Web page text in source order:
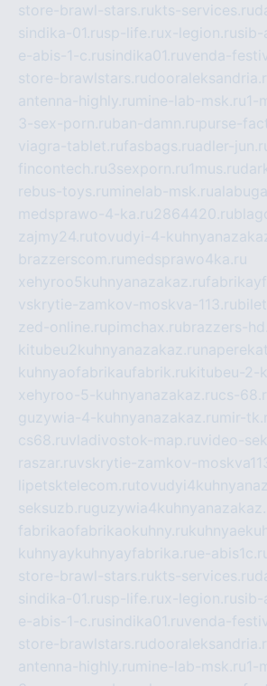
store-brawl-stars.rukts-services.ru
sindika-01.rusp-life.rux-legion.rusib-
e-abis-1-c.rusindika01.ruvenda-
store-brawlstars.ru
antenna-highly.ru mine-lab-msk.ru1-
3-sex-porn.ruban-damn.rupurse-
viagra-tablet.rufasbags.ruadler-
fincontech.ru3sexporn.ru1mus.ru
rebus-toys.ru minelab-msk.ru
medsprawo-4-ka.ru2864420.ru
zajmy24.rutovudyi-4-
brazzerscom.ru medsprawo4ka.ru
xehyroo5kuhnyanazakaz.ru
vskrytie-zamkov-moskva-113.ru
zed-online.rupimchax.rubrazzers-
kitubeu2kuhnyanazakaz.ru
kuhnyaofabrikaufabrik.rukitubeu-2-
xehyroo-5-kuhnyanazakaz.rucs-
guzywia-4-kuhnyanazakaz.ru mir-
cs68.ruvladivostok-map.ruvideo-
raszar.ruvskrytie-zamkov-
lipetsktelecom.ru
seksuzb.ru
fabrikaofabrikaokuhny.ru
kuhnyaykuhnyayfabrika.rue-
store-brawl-stars.rukts-services.ru
sindika-01.rusp-life.rux-legion.rusib-
e-abis-1-c.rusindika01.ruvenda-
store-brawlstars.ru
antenna-highly.ru mine-lab-msk.ru1-